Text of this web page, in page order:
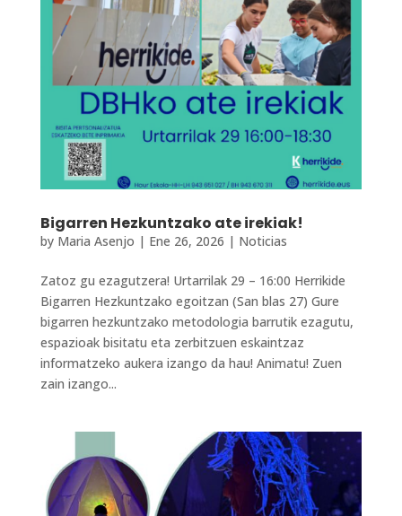
Bigarren Hezkuntzako ate irekiak!
by Maria Asenjo | Ene 26, 2026 | Noticias
Zatoz gu ezagutzera! ️Urtarrilak 29 – 16:00 Herrikide
Bigarren Hezkuntzako egoitzan (San blas 27) Gure
bigarren hezkuntzako metodologia barrutik ezagutu,
espazioak bisitatu eta zerbitzuen eskaintzaz
informatzeko aukera izango da hau! Animatu! Zuen
zain izango...